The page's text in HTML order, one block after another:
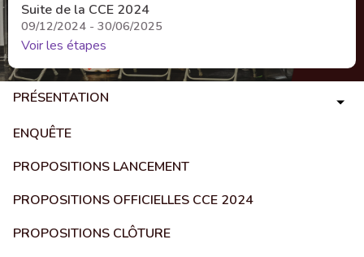
Suite de la CCE 2024
09/12/2024 - 30/06/2025
Voir les étapes
PRÉSENTATION
ENQUÊTE
PROPOSITIONS LANCEMENT
PROPOSITIONS OFFICIELLES CCE 2024
PROPOSITIONS CLÔTURE